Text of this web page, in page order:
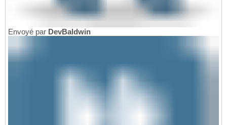
Envoyé par DevBaldwin